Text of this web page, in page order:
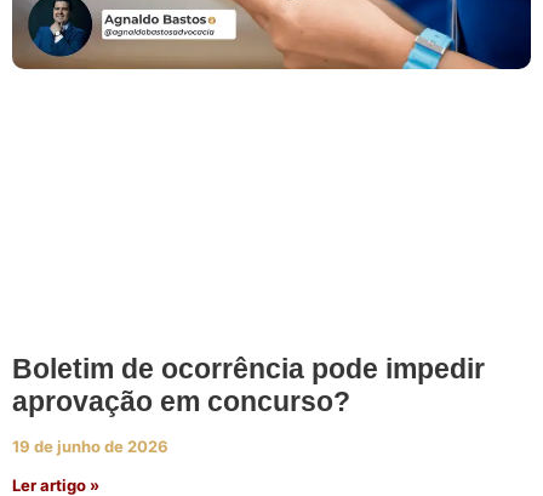
Boletim de ocorrência pode impedir
aprovação em concurso?
19 de junho de 2026
Ler artigo »